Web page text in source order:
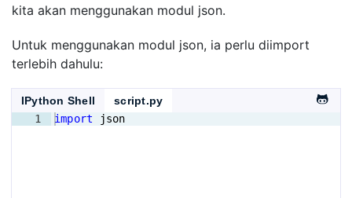
kita akan menggunakan modul json.
Untuk menggunakan modul json, ia perlu diimport
terlebih dahulu:
IPython Shell
script.py
1
import json